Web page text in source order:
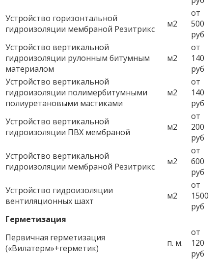
Устройство горизонтальной
гидроизоляции мембраной Резитрикс
м2
от
500
руб
Устройство вертикальной
гидроизоляции рулонным битумным
материалом
м2
от
140
руб
Устройство вертикальной
гидроизоляции полимербитумными
полиуретановыми мастиками
м2
от
140
руб
Устройство вертикальной
гидроизоляции ПВХ мембраной
м2
от
200
руб
Устройство вертикальной
гидроизоляции мембраной Резитрикс
м2
от
600
руб
Устройство гидроизоляции
вентиляционных шахт
м2
от
1500
руб
Герметизация
Первичная герметизация
(«Вилатерм»+герметик)
п. м.
от
120
руб